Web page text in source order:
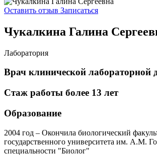
Оставить отзыв Записаться
Чукалкина Галина
Лаборатория
Врач клинической лабораторной
Стаж работы более 13 лет
Образование
2004 год – Окончила биологический
государственного университета им. А.М.
специальности "Биолог"